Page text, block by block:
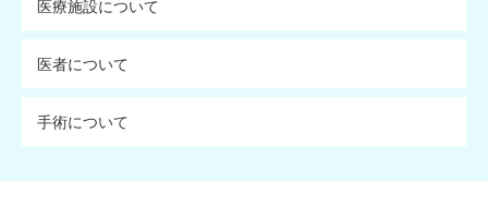
医療施設について
医者について
手術について